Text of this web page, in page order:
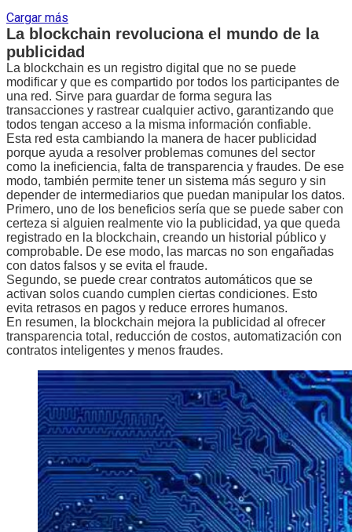
Cargar más
La blockchain revoluciona el mundo de la
publicidad
La blockchain es un registro digital que no se puede
modificar y que es compartido por todos los participantes de
una red. Sirve para guardar de forma segura las
transacciones y rastrear cualquier activo, garantizando que
todos tengan acceso a la misma información confiable.
Esta red esta cambiando la manera de hacer publicidad
porque ayuda a resolver problemas comunes del sector
como la ineficiencia, falta de transparencia y fraudes. De ese
modo, también permite tener un sistema más seguro y sin
depender de intermediarios que puedan manipular los datos.
Primero, uno de los beneficios sería que se puede saber con
certeza si alguien realmente vio la publicidad, ya que queda
registrado en la blockchain, creando un historial público y
comprobable. De ese modo, las marcas no son engañadas
con datos falsos y se evita el fraude.
Segundo, se puede crear contratos automáticos que se
activan solos cuando cumplen ciertas condiciones. Esto
evita retrasos en pagos y reduce errores humanos.
En resumen, la blockchain mejora la publicidad al ofrecer
transparencia total, reducción de costos, automatización con
contratos inteligentes y menos fraudes.